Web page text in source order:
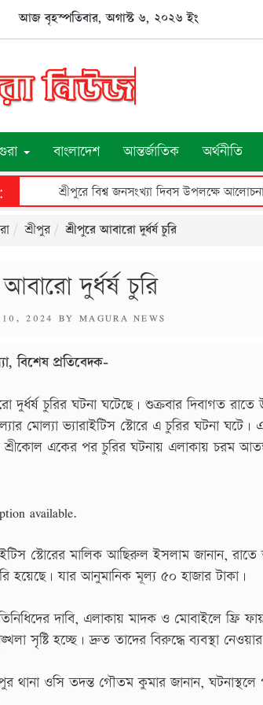
আজ বৃহস্পতিবার, অগাস্ট ৬, ২০২৬ ইং
বাংলাদেশ আন্তর্জাতিক অর্থনীতি
শ্রীপুরে বিশ্ব জনসংখ্যা দিবস উপলক্ষে আলোচনা সভা, ক্রেস্ট ও সনদ বিতরণ
শ্রীপুর শ্রীপুরে আবারো দুর্ধর্ষ চুরি
দুর্ধর্ষ চুরি
10, 2024 BY MAGURA NEWS
বিশেষ প্রতিবেদক-
দুর্ধর্ষ চুরির ঘটনা ঘটেছে। শুক্রবার দিবাগত
মোল্যা ভ্যারাইটিস স্টোরে এ চুরির ঘটনা
শ্রীকোল একের পর চুরির ঘটনায় এলাকায় চরম
স্টোরের মালিক আছিরুল ইসলাম জানান,
হয়েছে। যার আনুমানিক মূল্য ৫০ হাজার টাকা।
দাবি, এলাকায় মাদক ও মোবাইলে
সৃষ্টি হচ্ছে। দ্রুত তাদের বিরুদ্ধে ব্যবস্থা
থানা ওসি তদন্ত গৌতম কুমার জানান,